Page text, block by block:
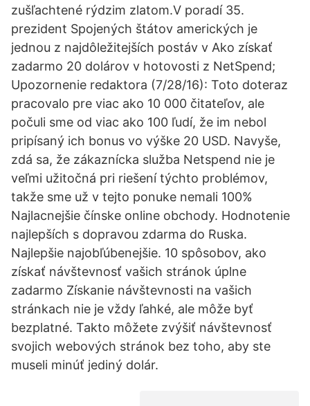
zušľachtené rýdzim zlatom.V poradí 35.
prezident Spojených štátov amerických je
jednou z najdôležitejších postáv v Ako získať
zadarmo 20 dolárov v hotovosti z NetSpend;
Upozornenie redaktora (7/28/16): Toto doteraz
pracovalo pre viac ako 10 000 čitateľov, ale
počuli sme od viac ako 100 ľudí, že im nebol
pripísaný ich bonus vo výške 20 USD. Navyše,
zdá sa, že zákaznícka služba Netspend nie je
veľmi užitočná pri riešení týchto problémov,
takže sme už v tejto ponuke nemali 100%
Najlacnejšie čínske online obchody. Hodnotenie
najlepších s dopravou zdarma do Ruska.
Najlepšie najobľúbenejšie. 10 spôsobov, ako
získať návštevnosť vašich stránok úplne
zadarmo Získanie návštevnosti na vašich
stránkach nie je vždy ľahké, ale môže byť
bezplatné. Takto môžete zvýšiť návštevnosť
svojich webových stránok bez toho, aby ste
museli minúť jediný dolár.